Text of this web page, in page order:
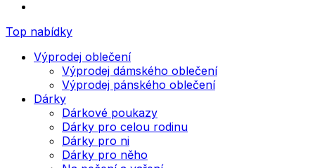
Top nabídky
Výprodej oblečení
Výprodej dámského oblečení
Výprodej pánského oblečení
Dárky
Dárkové poukazy
Dárky pro celou rodinu
Dárky pro ni
Dárky pro něho